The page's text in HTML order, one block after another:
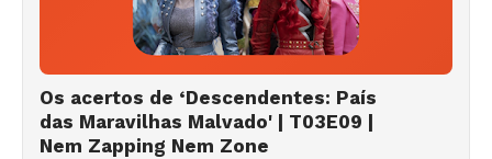
Os acertos de ‘Descendentes: País
das Maravilhas Malvado' | T03E09 |
Nem Zapping Nem Zone